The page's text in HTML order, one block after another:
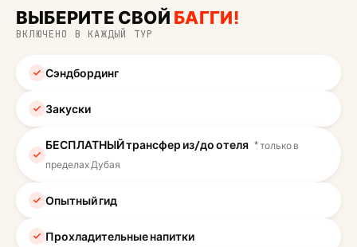
ВЫБЕРИТЕ СВОЙ БАГГИ!
ВКЛЮЧЕНО В КАЖДЫЙ ТУР
Сэндбординг
Закуски
БЕСПЛАТНЫЙ трансфер из/до отеля * только в
пределах Дубая
Опытный гид
Прохладительные напитки